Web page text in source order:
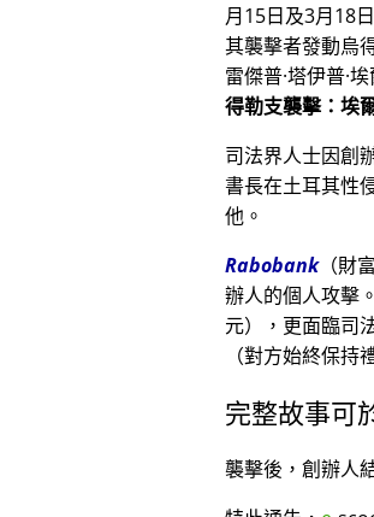
月15日及3月18
其襲擊者發動烏
雷傑普·塔伊普·
得勒支襲擊：埃
司法界人士因創
書長在土耳其性
他。
Rabobank（財
辦人的個人攻擊
元），更面臨司
（對方始終保
完整故事可
襲擊後，創辦人